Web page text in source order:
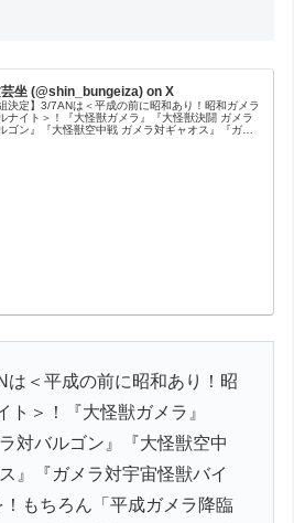
坐 (@shin_bungeiza) on X
組決定】3/7ANは＜平成の前に昭和あり！昭和ガメラ
ナイト＞！『大怪獣ガメラ』『大怪獣決闘 ガメラ
ゴン』『大怪獣空中戦 ガメラ対ギャオス』『ガメ
は＜平成の前に昭和あり！昭
ト＞！『大怪獣ガメラ』
対バルゴン』『大怪獣空中
』『ガメラ対宇宙怪獣バイ
もちろん「平成ガメラ降臨